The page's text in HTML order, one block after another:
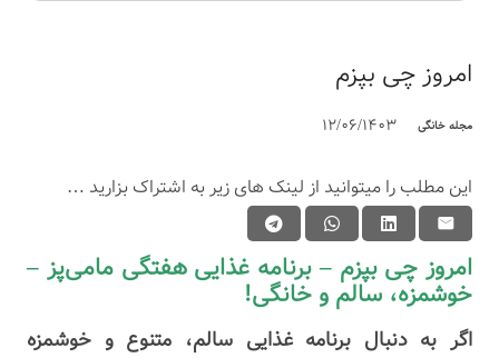
امروز چی بپزم
مجله خانگی 12/06/1403
این مطلب را میتوانید از لینک های زیر به اشتراک بزارید …
امروز چی بپزم – برنامه غذایی هفتگی مامی‌پز –
خوشمزه، سالم و خانگی!
اگر به دنبال برنامه غذایی سالم، متنوع و خوشمزه